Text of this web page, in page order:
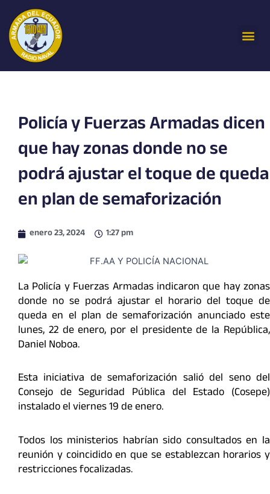
contenido
Policía y Fuerzas Armadas dicen
que hay zonas donde no se
podrá ajustar el toque de queda
en plan de semaforización
enero 23, 2024 1:27 pm
La Policía y Fuerzas Armadas indicaron que hay zonas
donde no se podrá ajustar el horario del toque de
queda en el plan de semaforización anunciado este
lunes, 22 de enero, por el presidente de la República,
Daniel Noboa.
Esta iniciativa de semaforización salió del seno del
Consejo de Seguridad Pública del Estado (Cosepe)
instalado el viernes 19 de enero.
Todos los ministerios habrían sido consultados en la
reunión y coincidido en que se establezcan horarios y
restricciones focalizadas.